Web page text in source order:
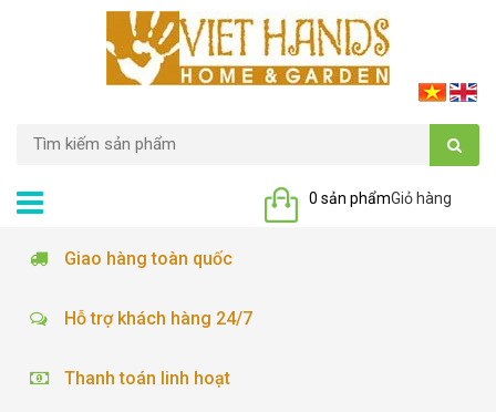
Giỏ hàng
0 sản phẩm
Giao hàng toàn quốc
Hỗ trợ khách hàng 24/7
Thanh toán linh hoạt